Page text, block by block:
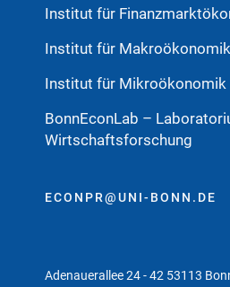
Institut für
Institut für
Institut für Mikroökonomik
BonnEconLab –
Wirtschaftsforschung
ECONPR@UNI-BONN.DE
Adenauerallee 24 - 42 53113